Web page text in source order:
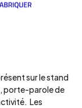
sur le stand
porte-parole de
Les